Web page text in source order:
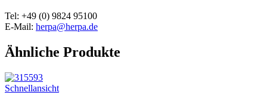
Tel: +49 (0) 9824 95100
E-Mail: herpa@herpa.de
Ähnliche Produkte
Schnellansicht